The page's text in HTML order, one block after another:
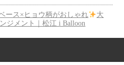
ース×ヒョウ柄がおしゃれ
大
ジメント｜松江 i Balloon